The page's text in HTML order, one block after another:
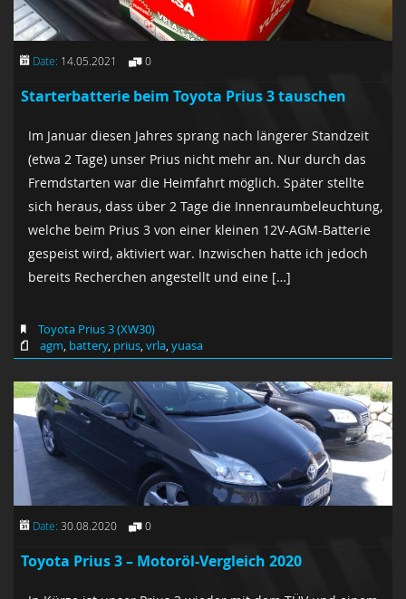
Date: 14.05.2021 0
Starterbatterie beim Toyota Prius 3 tauschen
Im Januar diesen Jahres sprang nach längerer Standzeit
(etwa 2 Tage) unser Prius nicht mehr an. Nur durch das
Fremdstarten war die Heimfahrt möglich. Später stellte
sich heraus, dass über 2 Tage die Innenraumbeleuchtung,
welche beim Prius 3 von einer kleinen 12V-AGM-Batterie
gespeist wird, aktiviert war. Inzwischen hatte ich jedoch
bereits Recherchen angestellt und eine […]
Toyota Prius 3 (XW30)
agm, battery, prius,vrla,yuasa
Date: 30.08.2020 0
Toyota Prius 3 – Motoröl-Vergleich 2020